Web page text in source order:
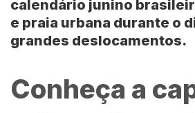
calendário junino
e praia urbana durante o
grandes deslocamentos.
Conheça a